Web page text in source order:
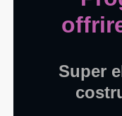
Super